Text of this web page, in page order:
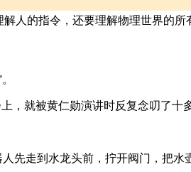
人的指令，还要理解物理世界的所
，就被黄仁勋演讲时反复念叨了十
先走到水龙头前，拧开阀门，把